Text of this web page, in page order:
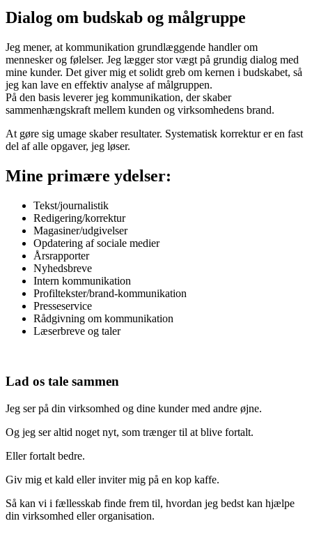
Dialog om budskab og målgruppe
Jeg mener, at kommunikation grundlæggende handler om
mennesker og følelser. Jeg lægger stor vægt på grundig dialog med
mine kunder. Det giver mig et solidt greb om kernen i budskabet, så
jeg kan lave en effektiv analyse af målgruppen.
På den basis leverer jeg kommunikation, der skaber
sammenhængskraft mellem kunden og virksomhedens brand.
At gøre sig umage skaber resultater. Systematisk korrektur er en fast
del af alle opgaver, jeg løser.
Mine primære ydelser:
Tekst/journalistik
Redigering/korrektur
Magasiner/udgivelser
Opdatering af sociale medier
Årsrapporter
Nyhedsbreve
Intern kommunikation
Profiltekster/brand-kommunikation
Presseservice
Rådgivning om kommunikation
Læserbreve og taler
Lad os tale sammen
Jeg ser på din virksomhed og dine kunder med andre øjne.
Og jeg ser altid noget nyt, som trænger til at blive fortalt.
Eller fortalt bedre.
Giv mig et kald eller inviter mig på en kop kaffe.
Så kan vi i fællesskab finde frem til, hvordan jeg bedst kan hjælpe
din virksomhed eller organisation.